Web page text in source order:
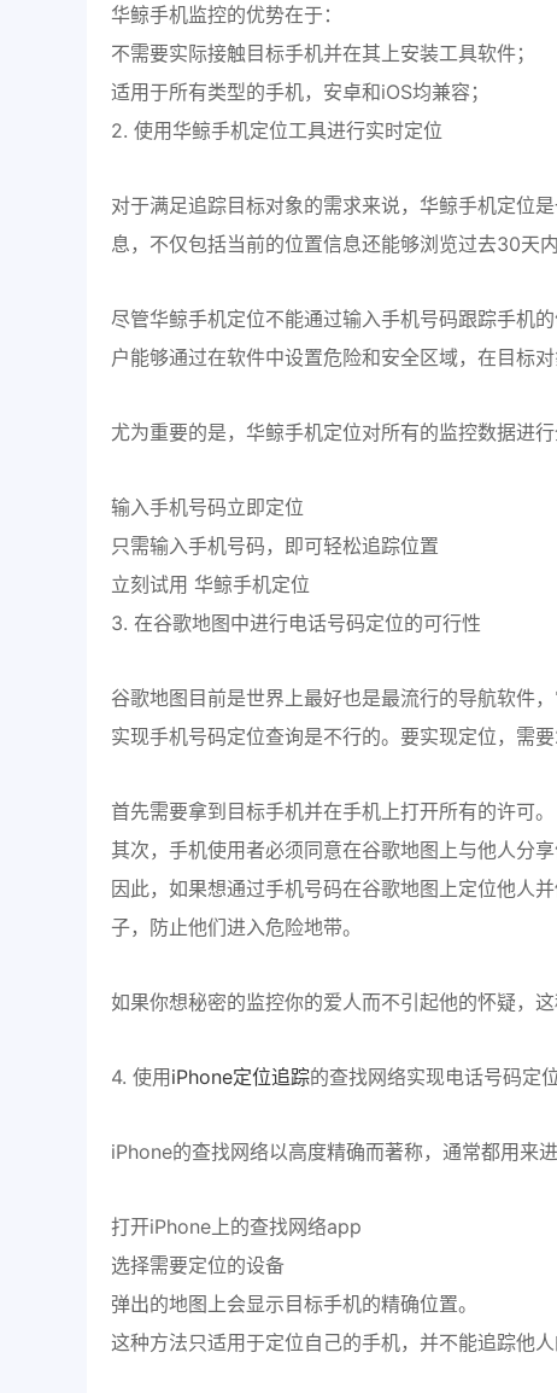
华鲸手机监控的优势在于：
不需要实际接触目标手机并在其上安装工具软件；
适用于所有类型的手机，安卓和iOS均兼容；
2. 使用华鲸手机定位工具进行实时定位
对于满足追踪目标对象的需求来说，华鲸手机定位
息，不仅包括当前的位置信息还能够浏览过去30天
尽管华鲸手机定位不能通过输入手机号码跟踪手机
户能够通过在软件中设置危险和安全区域，在目标
尤为重要的是，华鲸手机定位对所有的监控数据进
输入手机号码立即定位
只需输入手机号码，即可轻松追踪位置
立刻试用 华鲸手机定位
3. 在谷歌地图中进行电话号码定位的可行性
谷歌地图目前是世界上最好也是最流行的导航软件
实现手机号码定位查询是不行的。要实现定位，需要
首先需要拿到目标手机并在手机上打开所有的许可。
其次，手机使用者必须同意在谷歌地图上与他人分享
因此，如果想通过手机号码在谷歌地图上定位他人
子，防止他们进入危险地带。
如果你想秘密的监控你的爱人而不引起他的怀疑，
4. 使用iPhone定位追踪的查找网络实现电话号码定
iPhone的查找网络以高度精确而著称，通常都用来
打开iPhone上的查找网络app
选择需要定位的设备
弹出的地图上会显示目标手机的精确位置。
这种方法只适用于定位自己的手机，并不能追踪他